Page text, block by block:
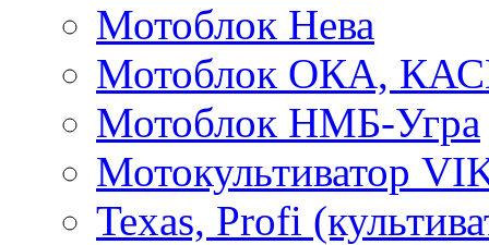
Мотоблок Нева
Мотоблок ОКА,
Мотоблок НМБ-Угра
Мотокультиватор
Texas, Profi